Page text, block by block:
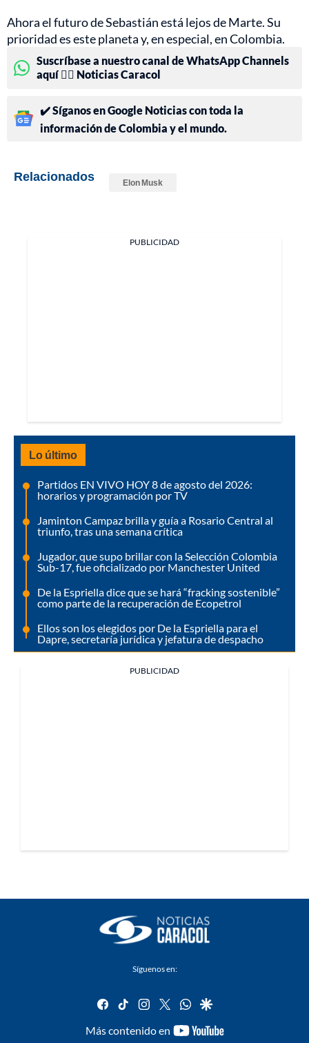
Ahora el futuro de Sebastián está lejos de Marte. Su
prioridad es este planeta y, en especial, en Colombia.
Suscríbase a nuestro canal de WhatsApp Channels
aquí 👉🏻 Noticias Caracol
✔️ Síganos en Google Noticias con toda la
información de Colombia y el mundo.
Relacionados Elon Musk
PUBLICIDAD
Lo último
Partidos EN VIVO HOY 8 de agosto del 2026:
horarios y programación por TV
Jaminton Campaz brilla y guía a Rosario Central al
triunfo, tras una semana crítica
Jugador, que supo brillar con la Selección Colombia
Sub-17, fue oficializado por Manchester United
De la Espriella dice que se hará “fracking sostenible”
como parte de la recuperación de Ecopetrol
Ellos son los elegidos por De la Espriella para el
Dapre, secretaría jurídica y jefatura de despacho
PUBLICIDAD
Síguenos en:
facebook
tiktok instagram
twitterwhatsapp
google
Más contenido en
youtube-